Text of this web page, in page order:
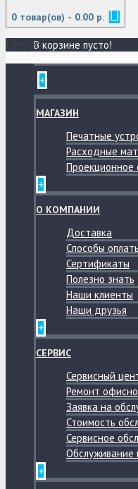
0 товар(ов) - 0.00 р.
В корзине пусто!
МЕНЮ
+
МАГАЗИН
Печатные
Расходные
Проекционное
+
О КОМПАНИИ
Доставка
Способы
Сертификаты
Полезно знать
Наши клиенты
Наши друзья
+
СЕРВИС
Сервисный
Ремонт
Заявка на
Стоимость
Сервисное
Обслуживание
+